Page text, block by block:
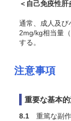
＜自己免疫性肝
通常、成人及び
2mg/kg相当量
する。
注意事項
重要な基本
8.1 重篤な副